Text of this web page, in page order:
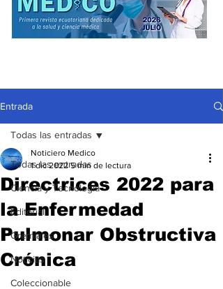
Entrada
Todas las entradas
Ciencia y Tecnología
Editorial
Gremiales
Noticias
Coleccionable
Todas las entradas
Directrices 2022 para
la Enfermedad
Pulmonar Obstructiva
Crónica
Noticiero Medico
1 dic 2022 5 min de lectura